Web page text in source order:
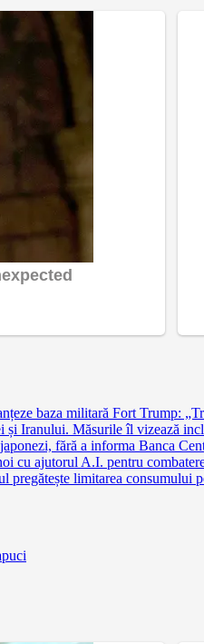
baza militară Fort Trump:
și Iranului. Măsurile îl vizează
fără a informa Banca
cu ajutorul A.I. pentru
pregătește limitarea consumului